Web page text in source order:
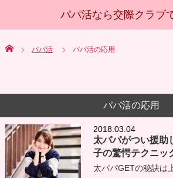
Home パパ活 パパ活の応用
パパ活の応用
2018.03.04
太パパがつい援助
子の驚愕テクニッ
太パパGETの秘訣は